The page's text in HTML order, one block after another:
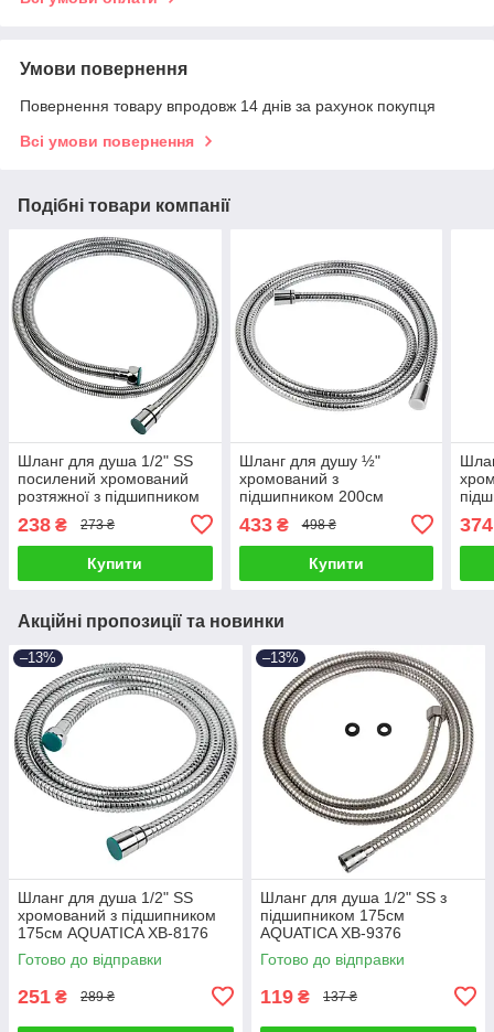
Умови повернення
Повернення товару впродовж 14 днів за рахунок покупця
Всі умови повернення
Подібні товари компанії
Шланг для душа 1/2" SS
посилений хромований
розтяжної з підшипником
150-210см AQUATICA XB-
6153 (9792010)
238 ₴ 273 ₴
Купити
Шланг для душу ½"
хромований з
підшипником 200см
(9691913)
433₴ 498 ₴
Купити
374
Акційні пропозиції та новинки
–13%
Шланг для душа 1/2" SS
хромований з підшипником
175см AQUATICA XB-8176
(9792022)
Готово до відправки
251 ₴ 289 ₴
–13%
Шланг для душа 1/2" SS з
підшипником 175см
AQUATICA XB-9376
(9792042)
Готово до відправки
119 ₴ 137 ₴